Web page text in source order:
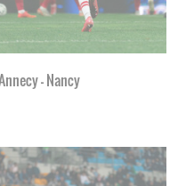
- Nancy